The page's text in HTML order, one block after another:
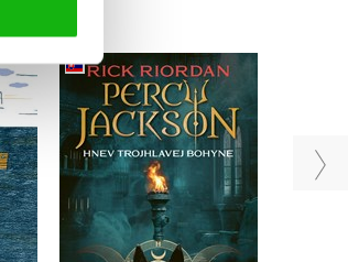
Percy Jackson 7 – Hnev
trojhlavej bohyne
(slovensky)
Rick Riordan